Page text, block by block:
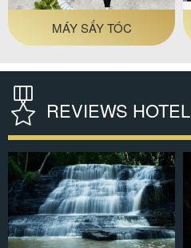
MÁY SẤY TÓC
REVIEWS HOTEL